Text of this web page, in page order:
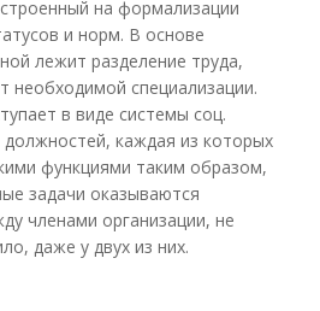
на формализации
и норм. В основе
лежит разделение труда,
необходимой специализации.
в виде системы соц.
каждая из которых
функциями таким образом,
задачи оказываются
членами организации, не
даже у двух из них.